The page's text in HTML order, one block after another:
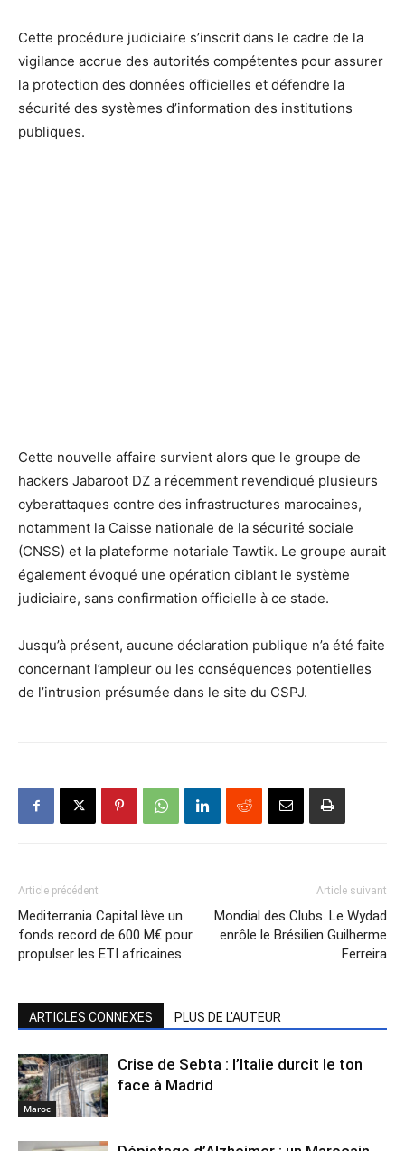
Cette procédure judiciaire s’inscrit dans le cadre de la
vigilance accrue des autorités compétentes pour assurer
la protection des données officielles et défendre la
sécurité des systèmes d’information des institutions
publiques.
Cette nouvelle affaire survient alors que le groupe de
hackers Jabaroot DZ a récemment revendiqué plusieurs
cyberattaques contre des infrastructures marocaines,
notamment la Caisse nationale de la sécurité sociale
(CNSS) et la plateforme notariale Tawtik. Le groupe aurait
également évoqué une opération ciblant le système
judiciaire, sans confirmation officielle à ce stade.
Jusqu’à présent, aucune déclaration publique n’a été faite
concernant l’ampleur ou les conséquences potentielles
de l’intrusion présumée dans le site du CSPJ.
Article précédent
Mediterrania Capital lève un
fonds record de 600 M€ pour
propulser les ETI africaines
Article suivant
Mondial des Clubs. Le Wydad
enrôle le Brésilien Guilherme
Ferreira
ARTICLES CONNEXES PLUS DE L'AUTEUR
Maroc
Crise de Sebta : l’Italie durcit le ton
face à Madrid